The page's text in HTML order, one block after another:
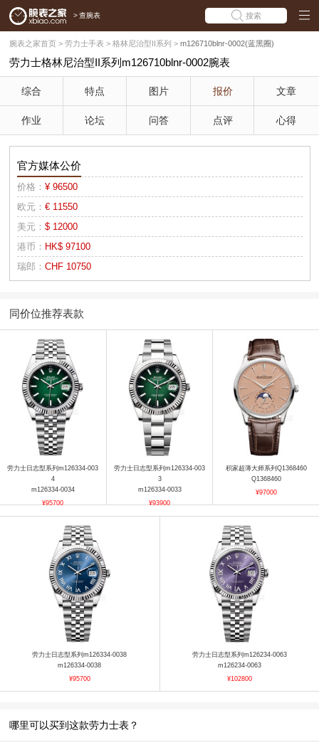
> 查腕表 搜索
腕表之家首页 > 劳力士手表 > 格林尼治型II系列 > m126710blnr-0002(蓝黑圈)
劳力士格林尼治型II系列m126710blnr-0002腕表
综合 特点 图片 报价 文章
作业 论坛 问答 点评 心得
官方媒体公价
价格： ¥ 96500
欧元： € 11550
美元： $ 12000
港币： HK$ 97100
瑞郎： CHF 10750
同价位推荐表款
劳力士日志型系列m126334-003
4
m126334-0034
¥95700
劳力士日志型系列m126334-003
3
m126334-0033
¥93900
积家超薄大师系列Q1368460
Q1368460
¥97000
劳力士日志型系列m126334-0038
m126334-0038
¥95700
劳力士日志型系列m126234-0063
m126234-0063
¥102800
哪里可以买到这款劳力士表？